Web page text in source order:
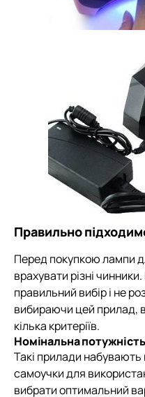
Правильно
Перед покупкою лампи
врахувати різні
правильний вибір і не
вибираючи цей прилад,
кілька критеріїв.
Номінальна потужність
Такі прилади набувають
самоучки для
вибрати оптимальний